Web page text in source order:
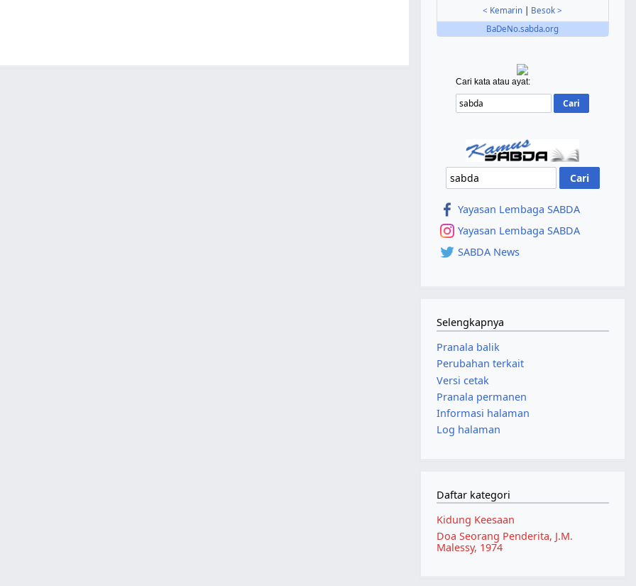
< Kemarin
Besok >
BaDeNo.sabda.org
Cari kata atau ayat:
Yayasan Lembaga SABDA
Yayasan Lembaga SABDA
SABDA News
Selengkapnya
Pranala balik
Perubahan terkait
Versi cetak
Pranala permanen
Informasi halaman
Log halaman
Daftar kategori
Kidung Keesaan
Doa Seorang Penderita, J.M.
Malessy, 1974